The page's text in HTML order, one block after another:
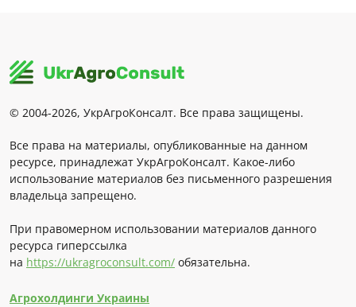
© 2004-2026, УкрАгроКонсалт. Все права защищены.
Все права на материалы, опубликованные на данном
ресурсе, принадлежат УкрАгроКонсалт. Какое-либо
использование материалов без письменного разрешения
владельца запрещено.
При правомерном использовании материалов данного
ресурса гиперссылка
на https://ukragroconsult.com/ обязательна.
Агрохолдинги Украины